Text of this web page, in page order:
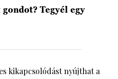
Tegyél egy
kikapcsolódást nyújthat a